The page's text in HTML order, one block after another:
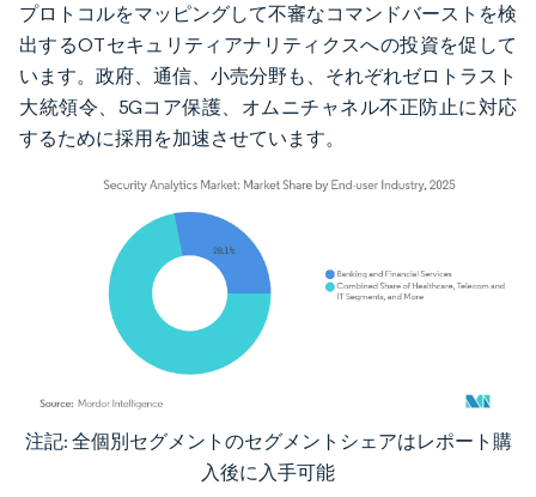
プロトコルをマッピングして不審なコマンドバーストを検
出するOTセキュリティアナリティクスへの投資を促して
います。政府、通信、小売分野も、それぞれゼロトラスト
大統領令、5Gコア保護、オムニチャネル不正防止に対応
するために採用を加速させています。
画像 © Mordor Intelligence。再利用にはCC BY 4.0の表示が必要です。
注記: 全個別セグメントのセグメントシェアはレポート購
入後に入手可能